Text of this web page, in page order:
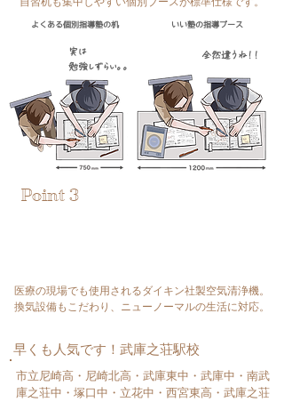
よくある個別指導塾の机 いい塾の指導ブース
実は
勉強しずらい。。
全然違うね！！
Point 3
医療の現場でも使用されるダイキン社製空気清浄機。
換気設備もこだわり、ニューノーマルの生活に対応。
早くも人気です！武庫之荘駅校
市立尼崎高・尼崎北高・武庫東中・武庫中・南武
庫之荘中・塚口中・立花中・西宮東高・武庫之荘